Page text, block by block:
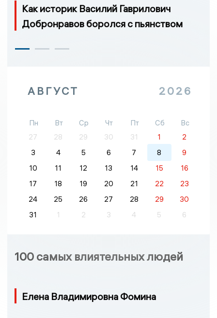
Как историк Василий Гаврилович
Добронравов боролся с пьянством
АВГУСТ 2026
Пн Вт Ср Чт Пт Сб
Вс
27
28 29 30 31 1
2
3
4 5 6 7 8
9
10
11 12 13 14 15
16
17
18 19 20 21 22
23
24
25 26 27 28 29
30
31
1 2 3 4 5 6
100 самых влиятельных людей
Елена Владимировна Фомина